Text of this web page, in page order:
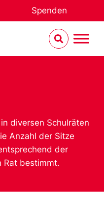
Spenden
diversen Schulräten
Anzahl der Sitze
der
Rat bestimmt.